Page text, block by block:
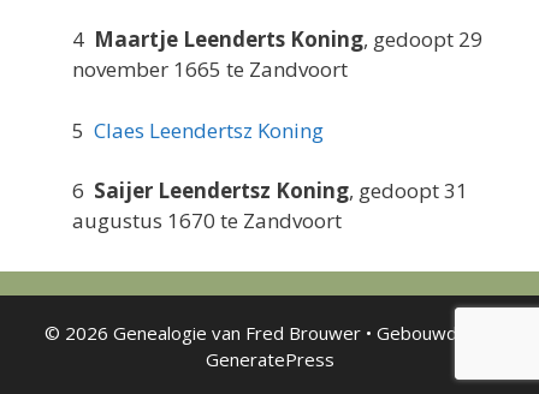
4 Maartje Leenderts Koning, gedoopt 29
november 1665 te Zandvoort
5 Claes Leendertsz Koning
6 Saijer Leendertsz Koning, gedoopt 31
augustus 1670 te Zandvoort
© 2026 Genealogie van Fred Brouwer• Gebouwd met
GeneratePress